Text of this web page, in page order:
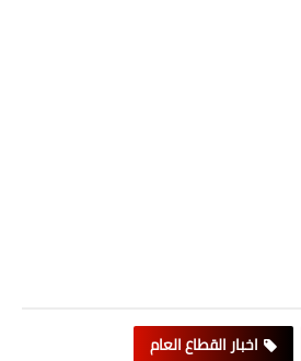
اخبار القطاع العام